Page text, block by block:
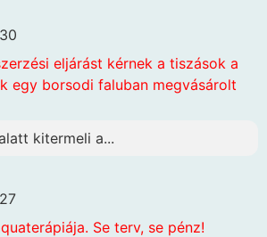
eljárást kérnek a tiszások a
egy borsodi faluban megvásárolt
kitermeli a...
Se terv, se pénz!